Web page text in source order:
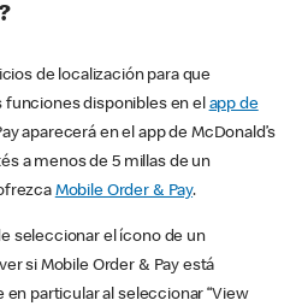
de localización para que
disponibles en el app de
aparecerá en el app de McDonald’s
a menos de 5 millas de un
Mobile Order & Pay.
seleccionar el ícono de un
si Mobile Order & Pay está
particular al seleccionar “View